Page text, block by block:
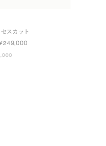
スカット